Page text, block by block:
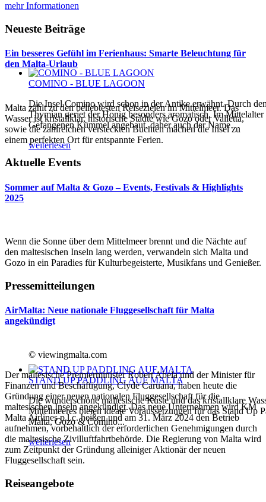
COMINO - BLUE LAGOON
Die Insel Comino wird schon in der Antike erwähnt. Durch
Thymian geriet der Honig besonders aromatisch. Im
Gefangenen Kümmel angebaut, daher auch der Name…
weiterlesen
STAND UP PADDLING AUF MALTA
Die wunderschöne maltesische Küste und das kristallklare
Mittelmeeres bieten ideale Voraussetzungen für das Stand Up
Malta, Gozo & Comino...
weiterlesen
mehr Informationen
Neueste Beiträge
Ein besseres Gefühl im Ferienhaus: Smarte Beleuchtung für
den Malta-Urlaub
Malta zählt zu den beliebtesten Reisezielen im Mittelmeer. Das
Wasser ist kristallklar, historische Städte wie Gozo oder Valletta,
sowie die zahlreichen versteckten Buchten machen die Insel zu
einem perfekten Ort für entspannte Ferien.
Aktuelle Events
Sommer auf Malta & Gozo – Events, Festivals & Highlights
2025
Wenn die Sonne über dem Mittelmeer brennt und die Nächte auf
den maltesischen Inseln lang werden, verwandeln sich Malta und
Gozo in ein Paradies für Kulturbegeisterte, Musikfans und Genießer.
Pressemitteilungen
AirMalta: Neue nationale Fluggesellschaft für Malta
angekündigt
© viewingmalta.com
Der maltesische Premierminister Robert Abela und der Minister für
Finanzen und Beschäftigung, Clyde Caruana, haben heute die
Gründung einer neuen nationalen Fluggesellschaft für die
maltesischen Inseln angekündigt. Das neue Unternehmen wird KM
Malta Airlines p.l.c. heißen und am 31. März 2024 den Betrieb
aufnehmen, vorbehaltlich der erforderlichen Genehmigungen durch
die maltesische Zivilluftfahrtbehörde. Die Regierung von Malta wird
zum Zeitpunkt der Gründung alleiniger Aktionär der neuen
Fluggesellschaft sein.
Reiseangebote